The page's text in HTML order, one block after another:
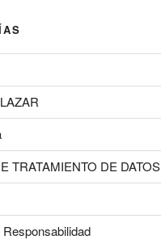
TRATAMIENTO DE DATOS